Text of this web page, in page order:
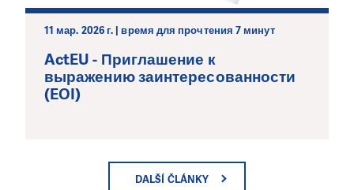
11 мар. 2026 г. | время для прочтения 7 минут
ActEU - Приглашение к
выражению заинтересованности
(EOI)
DALŠÍ ČLÁNKY